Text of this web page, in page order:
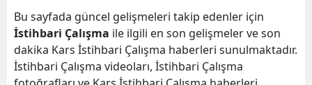
Aydın
Balıkesir
Bilecik
Bu sayfada güncel gelişmeleri takip edenler için
İstihbari Çalışma ile ilgili en son gelişmeler ve son
dakika Kars İstihbari Çalışma haberleri sunulmaktadır.
İstihbari Çalışma videoları, İstihbari Çalışma